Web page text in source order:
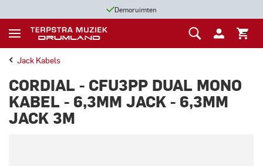
Demoruimten
Jack Kabels
CORDIAL - CFU3PP DUAL MONO
KABEL - 6,3MM JACK - 6,3MM
JACK 3M